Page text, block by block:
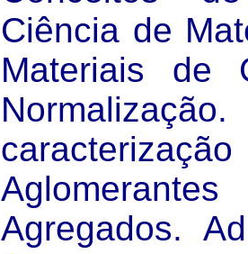
Ciência de
Materiais de
Agregados.